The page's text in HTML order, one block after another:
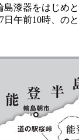
漆器をはじめと
午前10時、のと